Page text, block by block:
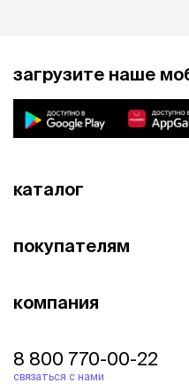
загрузите наше
каталог
покупателям
компания
8 800 770-00-22
связаться с нами